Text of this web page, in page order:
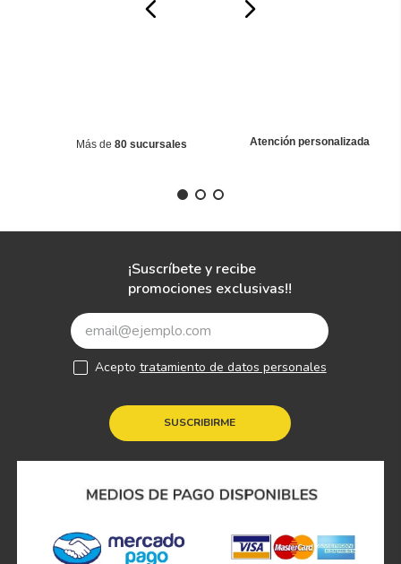
Más de 80 sucursales Atención personalizada
¡Suscríbete y recibe
promociones exclusivas!!
SUSCRIBIRME
Acepto tratamiento de datos personales